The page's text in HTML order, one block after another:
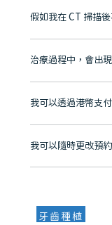
牌」、「2025香港企
至今已服務超過三十
市市民極高的口碑評
有咨詢及服務保障中
假如我在 CT 掃描
不會！只要未開始實
治療過程中，會出
不會，治療前我們會
我可以透過港幣支
可以。維港口腔會按
我可以隨時更改預
可以，請盡早通過
牙齒種植